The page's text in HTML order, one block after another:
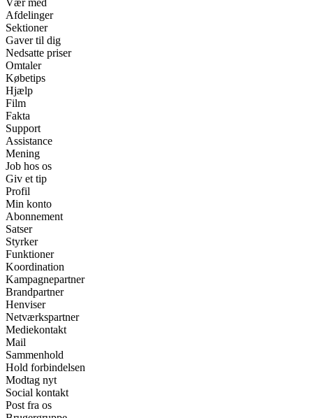
Afdelinger
Sektioner
Gaver til dig
Nedsatte priser
Omtaler
Købetips
Hjælp
Film
Fakta
Support
Assistance
Mening
Job hos os
Giv et tip
Profil
Min konto
Abonnement
Satser
Styrker
Funktioner
Koordination
Kampagnepartner
Brandpartner
Henviser
Netværkspartner
Mediekontakt
Mail
Sammenhold
Hold forbindelsen
Modtag nyt
Social kontakt
Post fra os